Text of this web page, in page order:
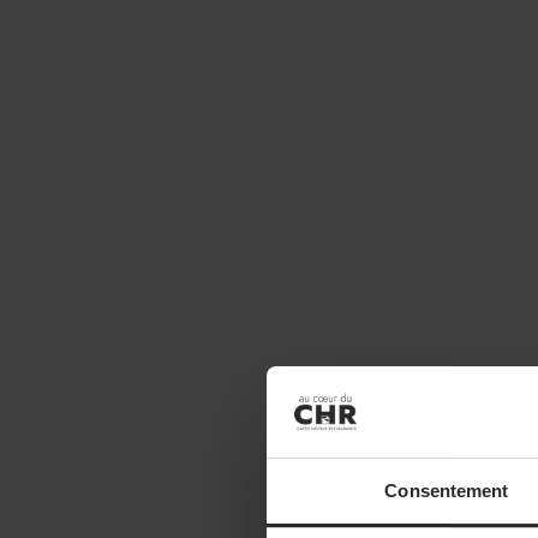
Consentement